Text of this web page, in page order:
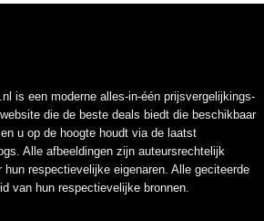
is een moderne alles-in-één prijsvergelijkings-
die de beste deals biedt die beschikbaar
u op de hoogte houdt via de laatst
Alle afbeeldingen zijn auteursrechtelijk
hun respectievelijke eigenaren. Alle geciteerde
van hun respectievelijke bronnen.